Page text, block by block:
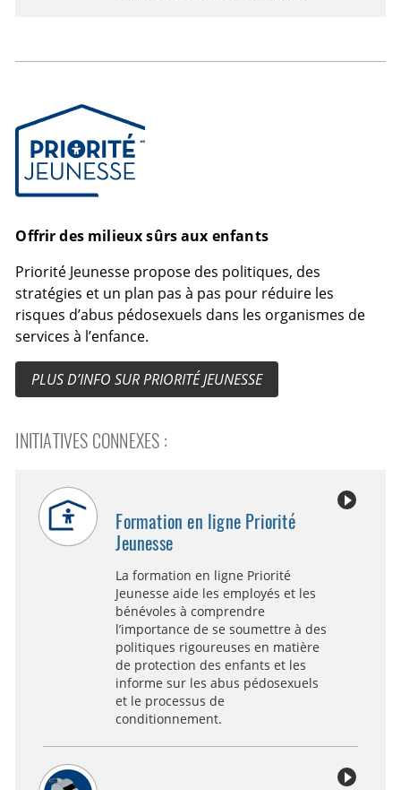
Priorité Jeunesse
Offrir des milieux sûrs aux enfants
Priorité Jeunesse propose des politiques, des
stratégies et un plan pas à pas pour réduire les
risques d’abus pédosexuels dans les organismes de
services à l’enfance.
PLUS D’INFO SUR PRIORITÉ JEUNESSE
INITIATIVES CONNEXES :
Formation en ligne Priorité
Jeunesse
La formation en ligne Priorité
Jeunesse aide les employés et les
bénévoles à comprendre
l’importance de se soumettre à des
politiques rigoureuses en matière
de protection des enfants et les
informe sur les abus pédosexuels
et le processus de
conditionnement.